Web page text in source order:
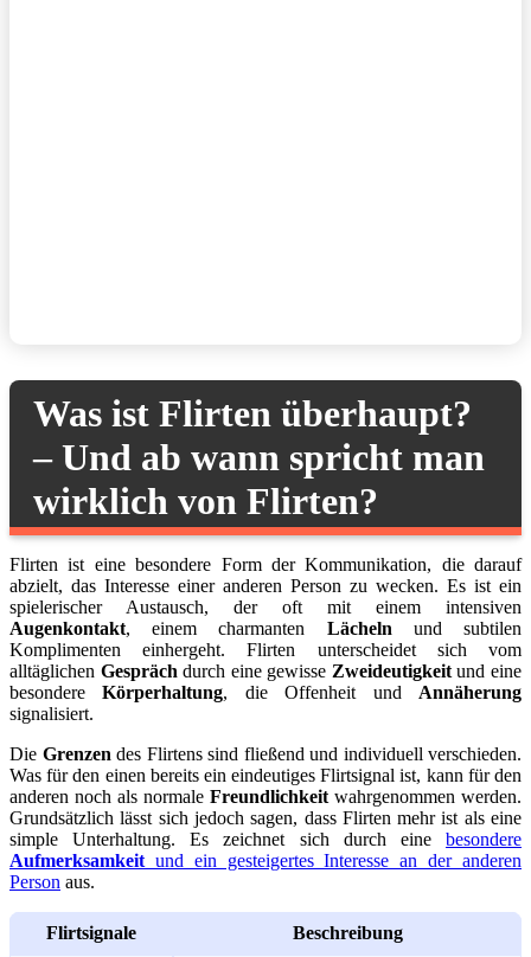
Was ist Flirten überhaupt?
– Und ab wann spricht man
wirklich von Flirten?
Flirten ist eine besondere Form der Kommunikation, die darauf
abzielt, das Interesse einer anderen Person zu wecken. Es ist ein
spielerischer Austausch, der oft mit einem intensiven
Augenkontakt, einem charmanten Lächeln und subtilen
Komplimenten einhergeht. Flirten unterscheidet sich vom
alltäglichen Gespräch durch eine gewisse Zweideutigkeitund eine
besondereKörperhaltung, die Offenheit und Annäherung
signalisiert.
Die Grenzen des Flirtens sind fließend und individuell verschieden.
Was für den einen bereits ein eindeutiges Flirtsignal ist, kann für den
anderen noch als normale Freundlichkeit wahrgenommen werden.
Grundsätzlich lässt sich jedoch sagen, dass Flirten mehr ist als eine
simple Unterhaltung. Es zeichnet sich durch eine besondere
Aufmerksamkeit und ein gesteigertes Interesse an der anderen
Person aus.
Flirtsignale Beschreibung